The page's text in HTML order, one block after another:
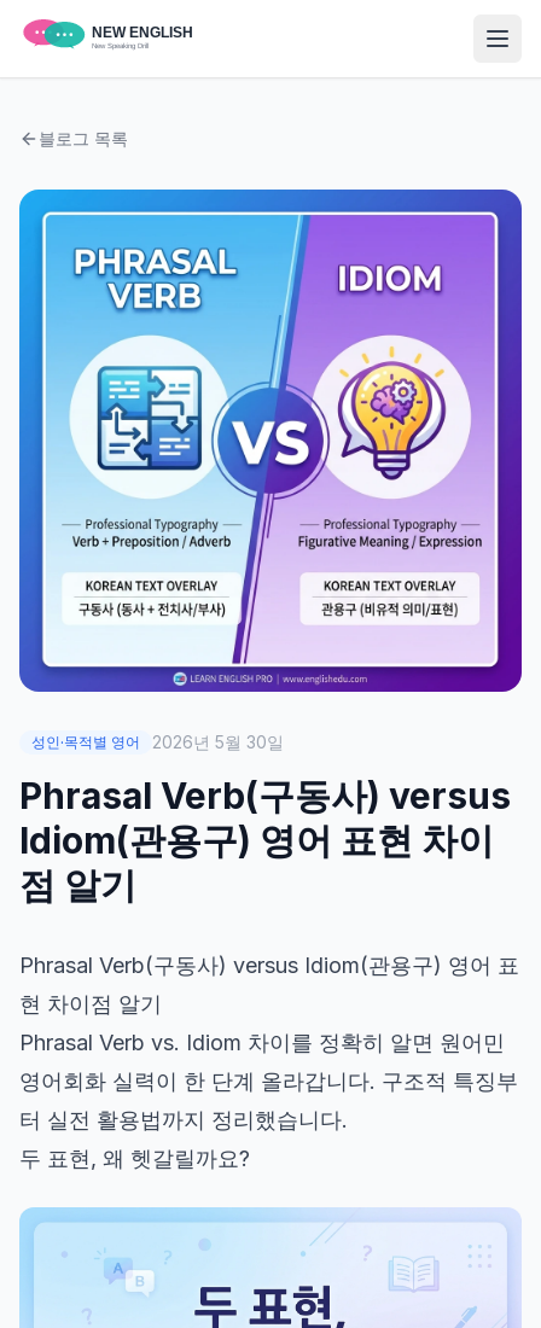
블로그 목록
성인·목적별 영어 2026년 5월 30일
Phrasal Verb(구동사) versus
Idiom(관용구) 영어 표현 차이
점 알기
Phrasal Verb(구동사) versus Idiom(관용구) 영어 표
현 차이점 알기
Phrasal Verb vs. Idiom 차이를 정확히 알면 원어민
영어회화 실력이 한 단계 올라갑니다. 구조적 특징부
터 실전 활용법까지 정리했습니다.
두 표현, 왜 헷갈릴까요?